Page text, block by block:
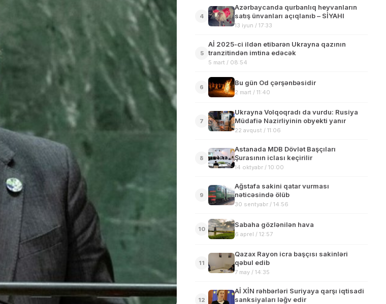
4
Azərbaycanda qurbanlıq heyvanların
satış ünvanları açıqlanıb – SİYAHI
13 iyun / 17:33
5
Aİ 2025-ci ildən etibarən Ukrayna qazının
tranzitindən imtina edəcək
5 mart / 08:54
6
Bu gün Od çərşənbəsidir
2 mart / 11:40
7
Ukrayna Volqoqradı da vurdu: Rusiya
Müdafiə Nazirliyinin obyekti yanır
22 avqust / 11:06
8
Astanada MDB Dövlət Başçıları
Şurasının iclası keçirilir
14 oktyabr / 10:00
9
Ağstafa sakini qatar vurması
nəticəsində ölüb
30 sentyabr / 14:56
10
Sabaha gözlənilən hava
6 aprel / 12:57
11
Qazax Rayon icra başçısı sakinləri
qəbul edib
7 may / 14:35
12
Aİ XİN rəhbərləri Suriyaya qarşı iqtisadi
sanksiyaları ləğv edir